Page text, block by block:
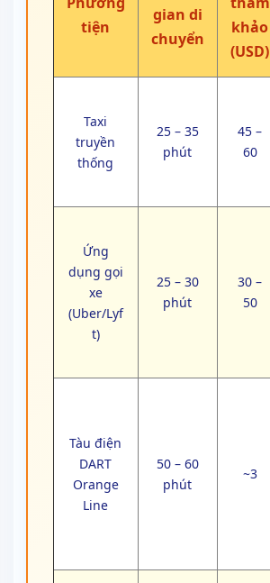
tiện
gian di
chuyển
khảo
(USD)
Taxi
truyền
thống
25 – 35
phút
45 –
60
Ứng
dụng gọi
xe
(Uber/Lyf
t)
25 – 30
phút
30 –
50
Tàu điện
DART
Orange
Line
50 – 60
phút
~3